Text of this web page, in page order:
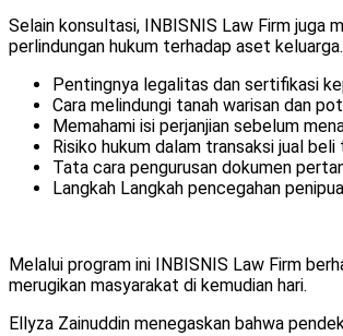
Selain konsultasi, INBISNIS Law Firm juga
perlindungan hukum terhadap aset
Pentingnya legalitas dan sertifikasi
Cara melindungi tanah warisan dan
Memahami isi perjanjian sebelum
Risiko hukum dalam transaksi jual beli
Tata cara pengurusan dokumen
Langkah Langkah pencegahan
Melalui program ini INBISNIS Law Firm
merugikan masyarakat di kemudian hari.
Ellyza Zainuddin menegaskan bahwa